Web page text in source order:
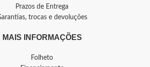
Prazos de Entrega
trocas e devoluções
MAIS INFORMAÇÕES
Folheto